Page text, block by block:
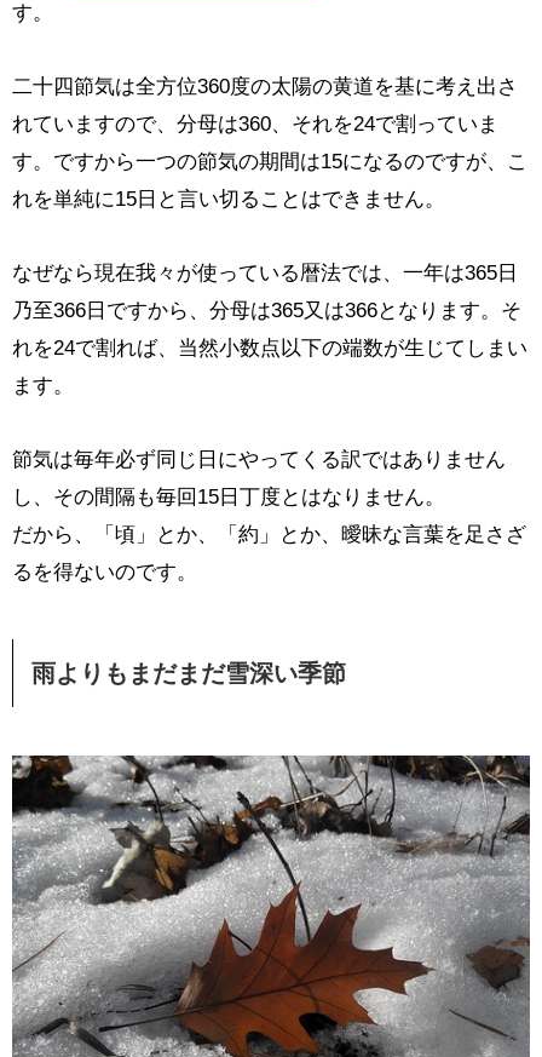
す。
二十四節気は全方位360度の太陽の黄道を基に考え出さ
れていますので、分母は360、それを24で割っていま
す。ですから一つの節気の期間は15になるのですが、こ
れを単純に15日と言い切ることはできません。
なぜなら現在我々が使っている暦法では、一年は365日
乃至366日ですから、分母は365又は366となります。そ
れを24で割れば、当然小数点以下の端数が生じてしまい
ます。
節気は毎年必ず同じ日にやってくる訳ではありません
し、その間隔も毎回15日丁度とはなりません。
だから、「頃」とか、「約」とか、曖昧な言葉を足さざ
るを得ないのです。
雨よりもまだまだ雪深い季節